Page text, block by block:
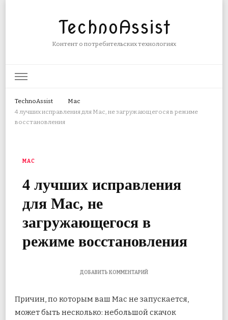
TechnoAssist
Контент о потребительских технологиях
TechnoAssist
Mac
4 лучших исправления для Mac, не загружающегося в режиме
восстановления
MAC
4 лучших исправления
для Mac, не
загружающегося в
режиме восстановления
ДОБАВИТЬ КОММЕНТАРИЙК
ЛУЧШИХ
ДЛЯ
Причин, по которым ваш Mac не запускается,
может быть несколько: небольшой скачок